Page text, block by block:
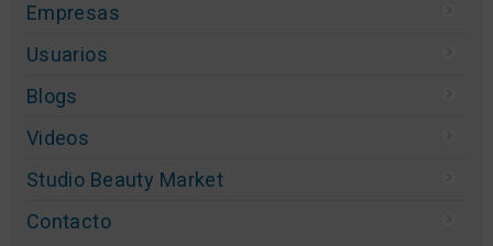
Empresas
Usuarios
Blogs
Videos
Studio Beauty Market
Contacto